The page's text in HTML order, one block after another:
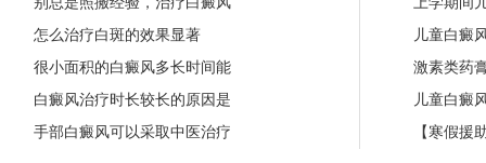
怎么治疗白斑的效果显著
很小面积的白癜风多长时间能
白癜风治疗时长较长的原因是
手部白癜风可以采取中医治疗
儿童白癜
激素类药
儿童白癜
【寒假援